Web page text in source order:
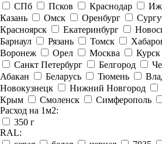
СПб
Псков Краснодар
Казань
Омск Оренбург
Красноярск
Екатеринбург
Барнаул
Рязань Томск
Воронеж
Орел Москва Курск
Санкт Петербург
Белгород
Абакан
Беларусь Тюмень
Новокузнецк
Нижний Новгород
Крым
Смоленск Симферополь
Расход на 1м2:
350 г
RAL: